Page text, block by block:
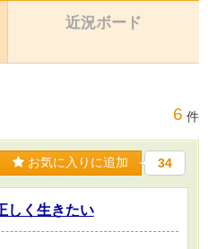
近況ボード
6 件
お気に入りに追加 34
しく生きたい